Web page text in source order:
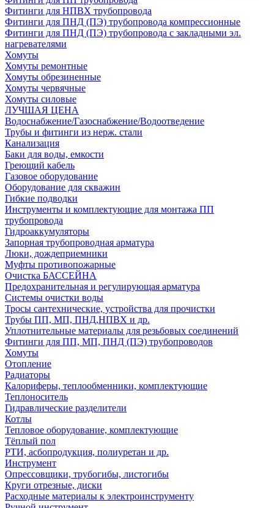
Фитинги для НПВХ трубопровода
Фитинги для ПНД (ПЭ) трубопровода компрессионные
Фитинги для ПНД (ПЭ) трубопровода с закладными эл.
нагревателями
Хомуты
Хомуты ремонтные
Хомуты обрезиненные
Хомуты червячные
Хомуты силовые
ЛУЧШАЯ ЦЕНА
Водоснабжение/Газоснабжение/Водоотведение
Трубы и фитинги из нерж. стали
Канализация
Баки для воды, емкости
Греющий кабель
Газовое оборудование
Оборудование для скважин
Гибкие подводки
Инструменты и комплектующие для монтажа ПП
трубопровода
Гидроаккумуляторы
Запорная трубопроводная арматура
Люки, дождеприемники
Муфты противопожарные
Очистка БАССЕЙНА
Предохранительная и регулирующая арматура
Системы очистки воды
Тросы сантехнические, устройства для прочистки
Трубы ПП, МП, ПНД,НПВХ и др.
Уплотнительные материалы для резьбовых соединений
Фитинги для ПП, МП, ПНД (ПЭ) трубопроводов
Хомуты
Отопление
Радиаторы
Калориферы, теплообменники, комплектующие
Теплоноситель
Гидравлические разделители
Котлы
Тепловое оборудование, комплектующие
Тёплый пол
РТИ, асбопродукция, полиуретан и др.
Инструмент
Опрессовщики, трубогибы, листогибы
Круги отрезные, диски
Расходные материалы к электроинструменту